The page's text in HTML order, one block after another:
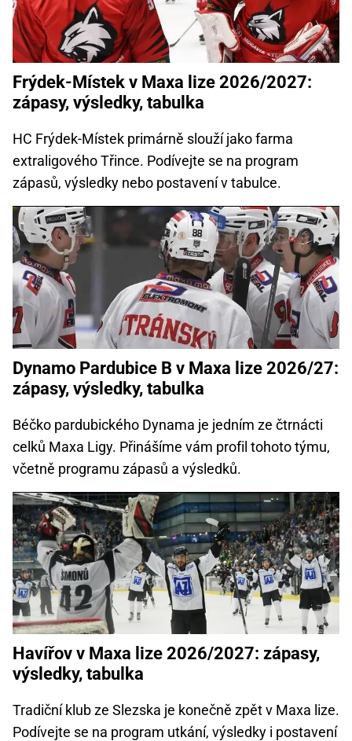
Frýdek-Místek v Maxa lize 2026/2027:
zápasy, výsledky, tabulka
HC Frýdek-Místek primárně slouží jako farma
extraligového Třince. Podívejte se na program
zápasů, výsledky nebo postavení v tabulce.
Dynamo Pardubice B v Maxa lize 2026/27:
zápasy, výsledky, tabulka
Béčko pardubického Dynama je jedním ze čtrnácti
celků Maxa Ligy. Přinášíme vám profil tohoto týmu,
včetně programu zápasů a výsledků.
Havířov v Maxa lize 2026/2027: zápasy,
výsledky, tabulka
Tradiční klub ze Slezska je konečně zpět v Maxa lize.
Podívejte se na program utkání, výsledky i postavení